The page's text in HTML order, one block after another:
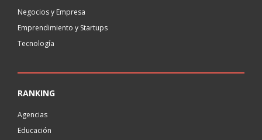
Negocios y Empresa
Emprendimiento y Startups
Tecnología
RANKING
Agencias
Educación